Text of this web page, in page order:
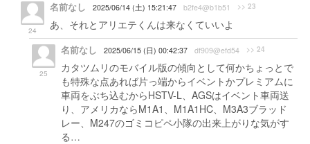
24
名前なし 2025/06/14 (土) 15:21:47 b2fe4@b1b51 >> 23
あ、それとアリエテくんは来なくていいよ
25
名前なし 2025/06/15 (日) 00:42:37 df909@efd54 >> 24
カタツムリのモバイル版の傾向として何かちょっとで
も特殊な点あれば片っ端からイベントかプレミアムに
車両をぶち込むからHSTV-L、AGSはイベント車両送
り、アメリカならM1A1、M1A1HC、M3A3ブラッド
レー、M247のゴミコピペ小隊の出来上がりな気がす
る…